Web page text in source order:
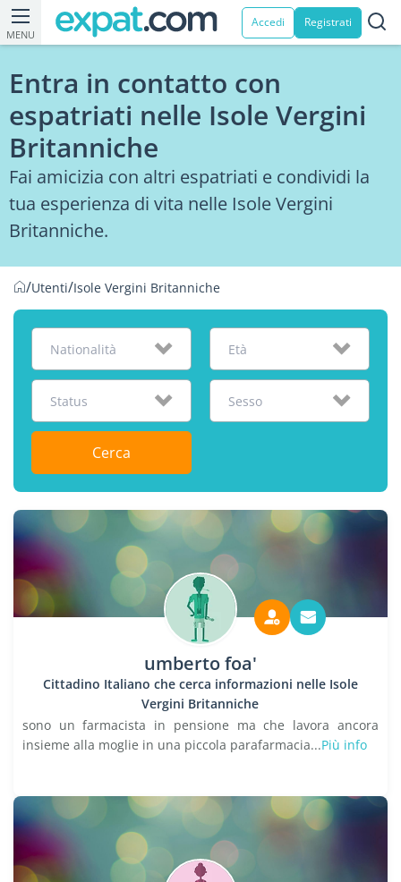
MENU
Accedi Registrati
Entra in contatto con
espatriati nelle Isole Vergini
Britanniche
Fai amicizia con altri espatriati e condividi la
tua esperienza di vita nelle Isole Vergini
Britanniche.
/Utenti/Isole Vergini Britanniche
Nationalità Età
Status Sesso
Cerca
umberto foa'
Cittadino Italiano che cerca informazioni nelle Isole
Vergini Britanniche
sono un farmacista in pensione ma che lavora ancora
insieme alla moglie in una piccola parafarmacia...Più info